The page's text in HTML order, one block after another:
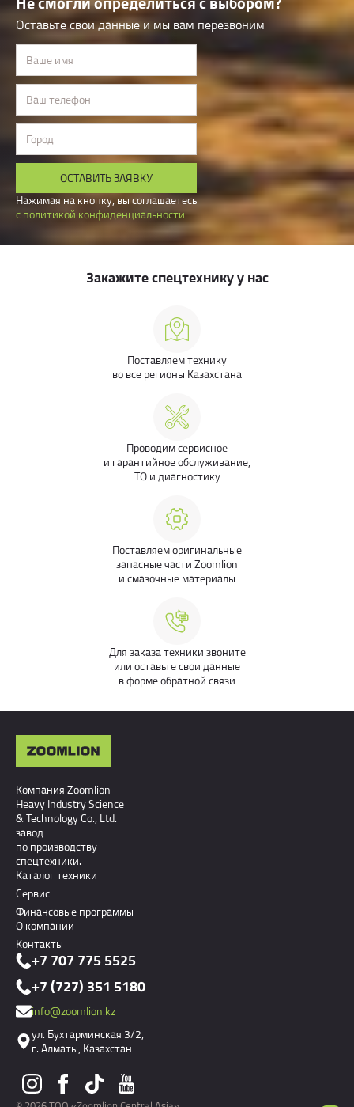
Оставьте свои данные и мы вам перезвоним
Ваше имя
Ваш телефон
Город
ОСТАВИТЬ ЗАЯВКУ
Нажимая на кнопку, вы соглашаетесь
с политикой конфиденциальности
Закажите спецтехнику у нас
Поставляем технику
во все регионы Казахстана
Проводим сервисное
и гарантийное обслуживание,
ТО и диагностику
Поставляем оригинальные
запасные части Zoomlion
и смазочные материалы
Для заказа техники звоните
или оставьте свои данные
в форме обратной связи
Компания Zoomlion
Heavy Industry Science
& Technology Co., Ltd.
завод
по производству
спецтехники.
Каталог техники
Сервис
Финансовые программы
О компании
Контакты
+7 707 775 5525
+7 (727) 351 5180
info@zoomlion.kz
ул. Бухтарминская 3/2,
г. Алматы, Казахстан